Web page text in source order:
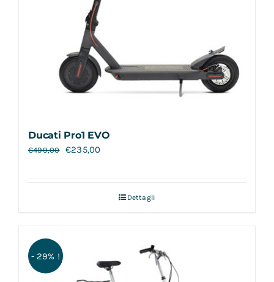
Ducati Pro1 EVO
€499,00 €235,00
Dettagli
- 29% !